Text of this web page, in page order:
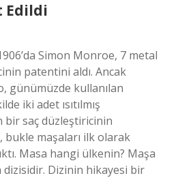
Edildi
Simon Monroe, 7 metal
patentini aldı. Ancak
günümüzde kullanılan
iki adet ısıtılmış
bir saç düzleştiricinin
bukle maşaları ilk olarak
Masa hangi ülkenin? Maşa
dizisidir. Dizinin hikayesi bir